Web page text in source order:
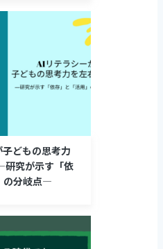
どもの思考力
究が示す「依
の分岐点―